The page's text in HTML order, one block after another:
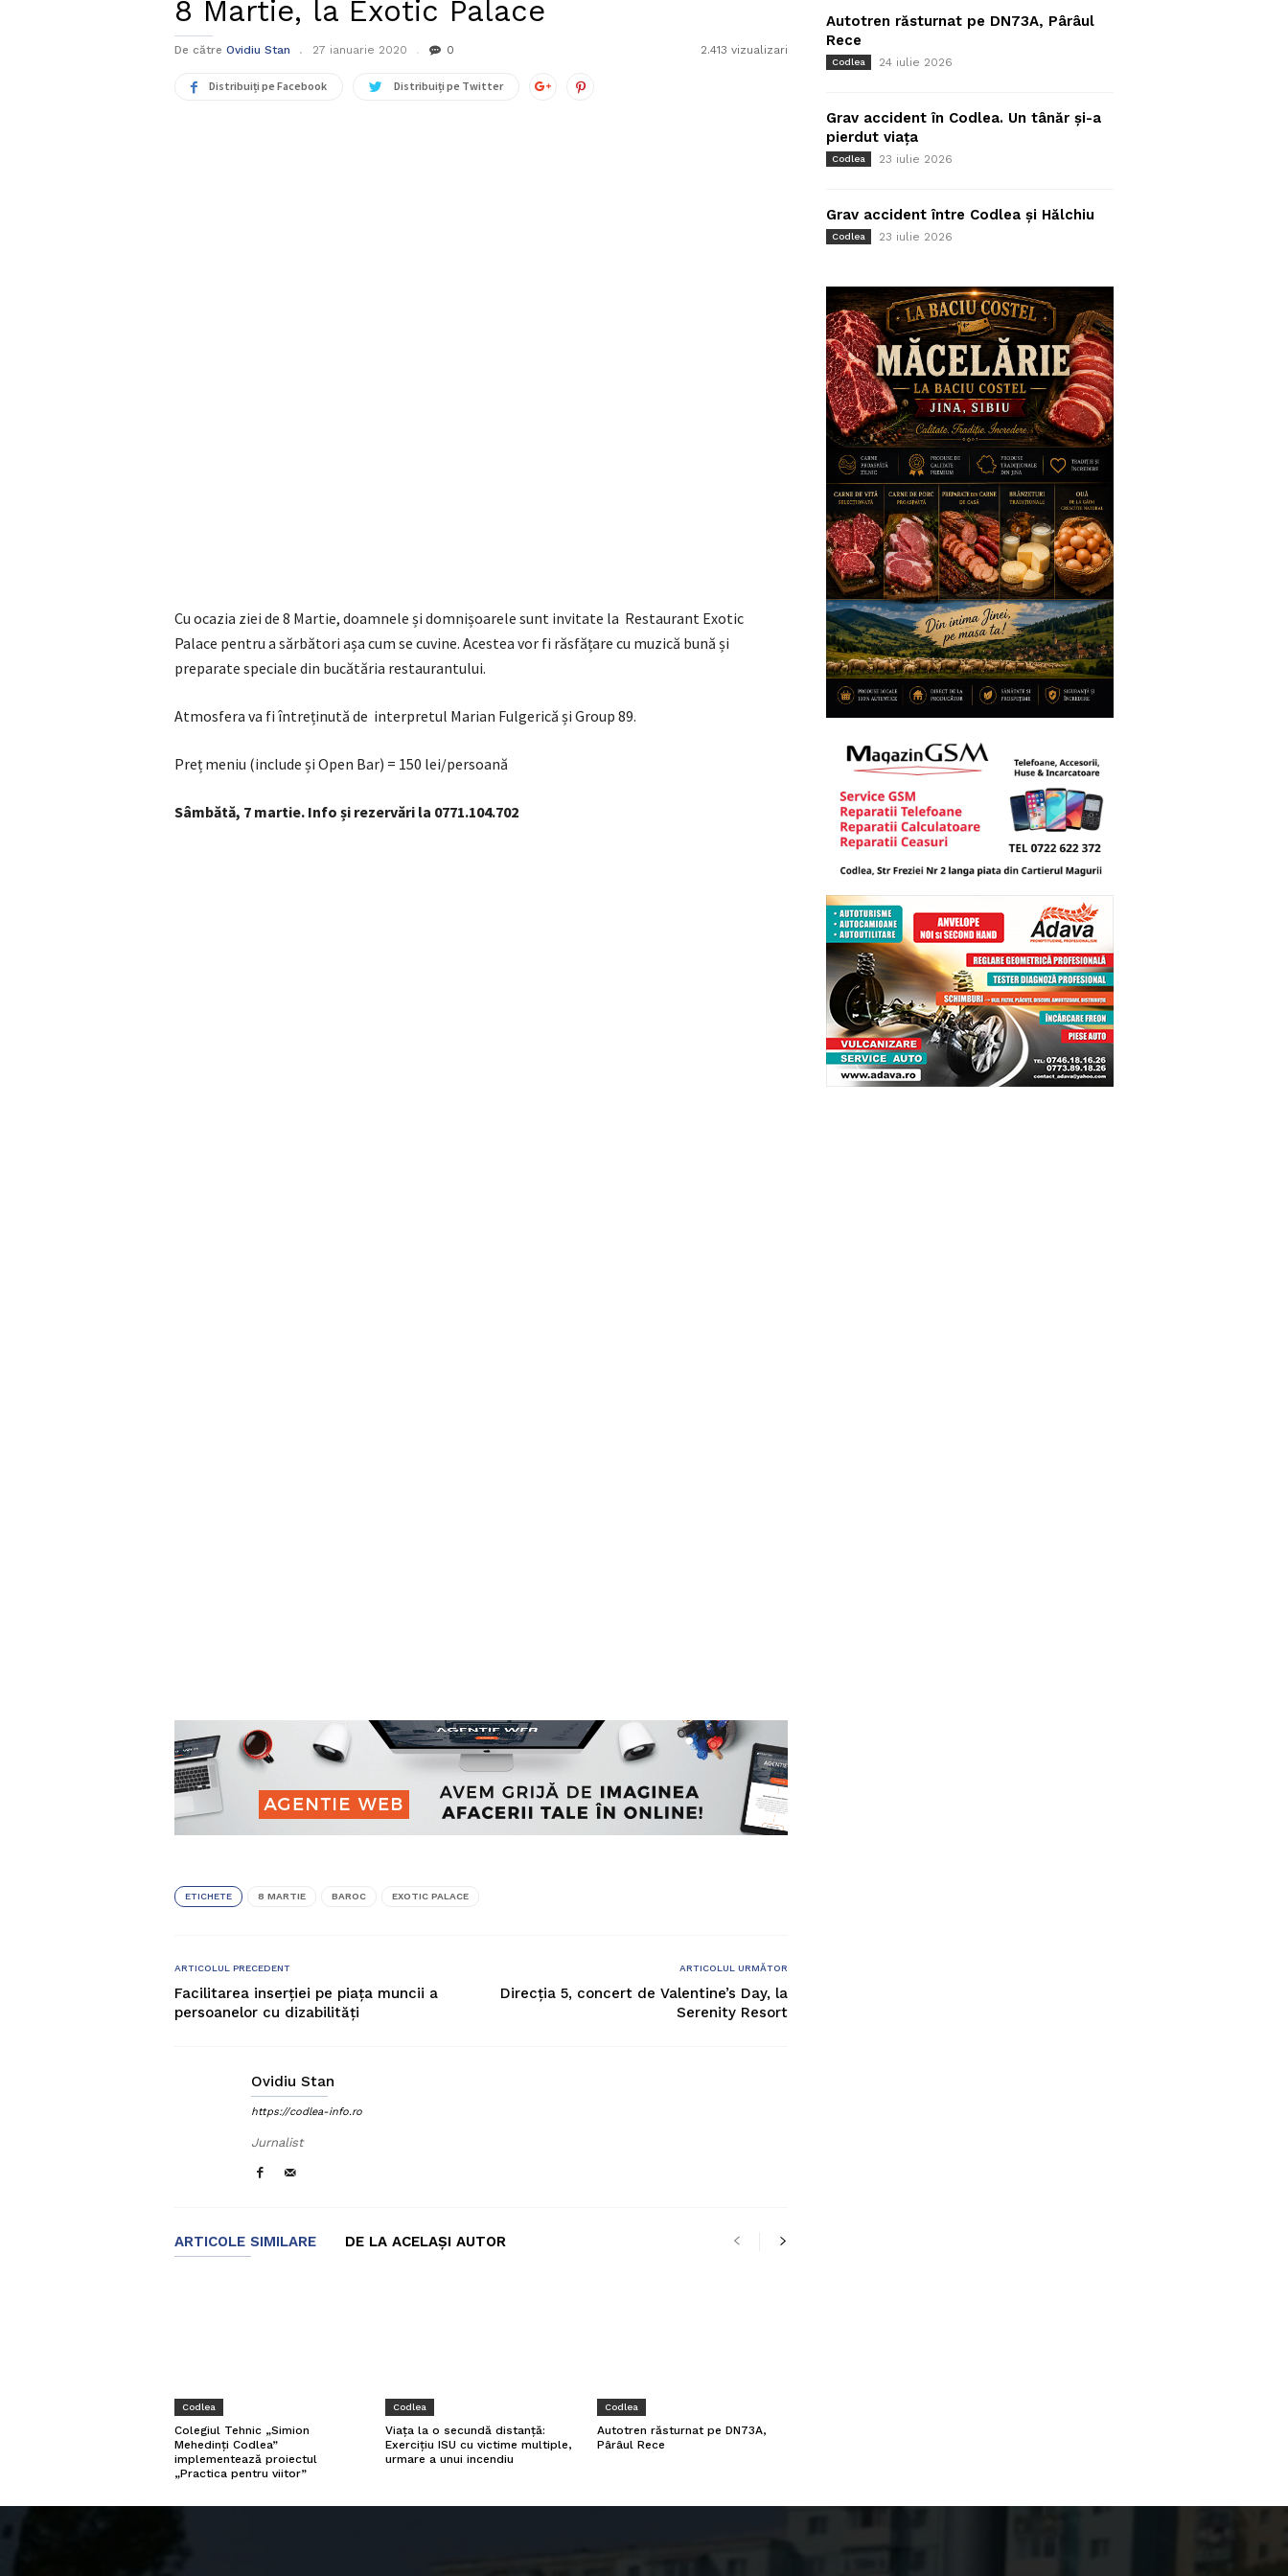
8 Martie, la Exotic Palace
De către Ovidiu Stan 27 ianuarie 2020 0 2.413 vizualizari
Distribuiți pe Facebook Distribuiți pe Twitter
Cu ocazia ziei de 8 Martie, doamnele și domnișoarele sunt invitate la Restaurant Exotic
Palace pentru a sărbători așa cum se cuvine. Acestea vor fi răsfățare cu muzică bună și
preparate speciale din bucătăria restaurantului.
Atmosfera va fi întreținută de interpretul Marian Fulgerică și Group 89.
Preț meniu (include și Open Bar) = 150 lei/persoană
Sâmbătă, 7 martie. Info și rezervări la 0771.104.702
ETICHETE 8 MARTIE BAROC EXOTIC PALACE
ARTICOLUL PRECEDENT
Facilitarea inserției pe piața muncii a
persoanelor cu dizabilități
ARTICOLUL URMĂTOR
Direcția 5, concert de Valentine’s Day, la
Serenity Resort
Ovidiu Stan
https://codlea-info.ro
Jurnalist
ARTICOLE SIMILARE DE LA ACELAȘI AUTOR
Codlea
Colegiul Tehnic „Simion
Mehedinți Codlea”
implementează proiectul
„Practica pentru viitor”
Codlea
Viața la o secundă distanță:
Exercițiu ISU cu victime multiple,
urmare a unui incendiu
Codlea
Autotren răsturnat pe DN73A,
Pârâul Rece
Autotren răsturnat pe DN73A, Pârâul
Rece
Codlea 24 iulie 2026
Grav accident în Codlea. Un tânăr și-a
pierdut viața
Codlea 23 iulie 2026
Grav accident între Codlea și Hălchiu
Codlea 23 iulie 2026